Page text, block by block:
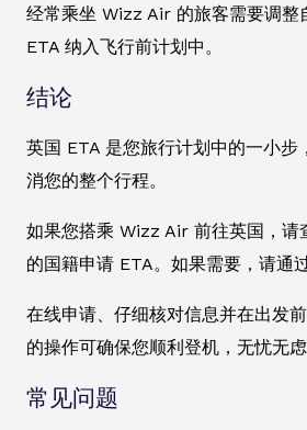
经常乘坐 Wizz Air 的旅客需要调整
ETA 纳入飞行前计划中。
结论
英国 ETA 是您旅行计划中的一小步
消您的整个行程。
如果您搭乘 Wizz Air 前往英国，请
的国籍申请 ETA。如果需要，请通
在线申请、仔细核对信息并在出发
的操作可确保您顺利登机，无忧无虑
常见问题